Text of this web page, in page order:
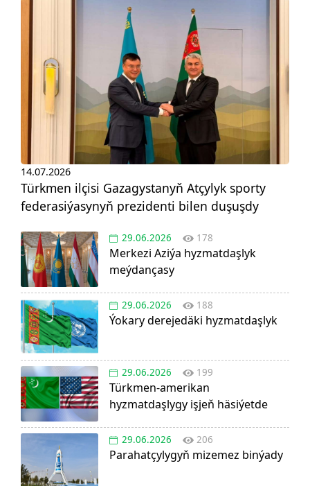
14.07.2026
Türkmen ilçisi Gazagystanyň Atçylyk sporty
federasiýasynyň prezidenti bilen duşuşdy
29.06.2026 178
Merkezi Aziýa hyzmatdaşlyk
meýdançasy
29.06.2026 188
Ýokary derejedäki hyzmatdaşlyk
29.06.2026 199
Türkmen-amerikan
hyzmatdaşlygy işjeň häsiýetde
29.06.2026 206
Parahatçylygyň mizemez binýady